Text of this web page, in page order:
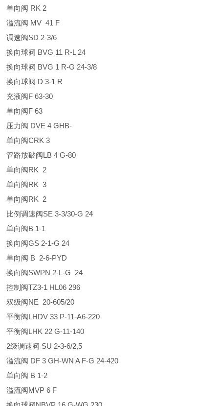
单向阀 RK 2
溢流阀 MV 41 F
调速阀SD 2-3/6
换向球阀 BVG 11 R-L 24
换向球阀 BVG 1 R-G 24-3/8
换向球阀 D 3-1 R
充液阀F 63-30
单向阀F 63
压力阀 DVE 4 GHB-
单向阀CRK 3
管路放破阀LB 4 G-80
单向阀RK 2
单向阀RK 3
单向阀RK 2
比例调速阀SE 3-3/30-G 24
单向阀B 1-1
换向阀GS 2-1-G 24
单向阀 B 2-6-PYD
换向阀SWPN 2-L-G 24
控制阀TZ3-1 HL06 296
双级阀NE 20-605/20
平衡阀LHDV 33 P-11-A6-220
平衡阀LHK 22 G-11-140
2级调速阀 SU 2-3-6/2,5
溢流阀 DF 3 GH-WN A F-G 24-420
单向阀 B 1-2
溢流阀MVP 6 F